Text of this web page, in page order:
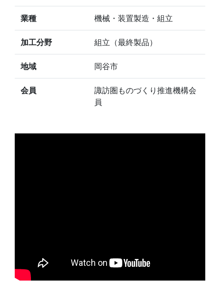
業種 機械・装置製造・組立
加工分野 組立（最終製品）
地域 岡谷市
会員
諏訪圏ものづくり推進機構会
員